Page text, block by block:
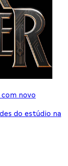
novo
do estúdio na